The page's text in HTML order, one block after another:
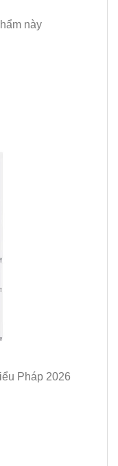
này
Pháp 2026